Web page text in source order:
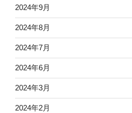
2024年9月
2024年8月
2024年7月
2024年6月
2024年3月
2024年2月